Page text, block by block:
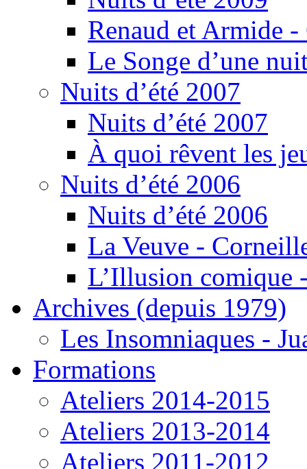
Renaud et Armide -
Le Songe d’une
Nuits d’été 2007
Nuits d’été 2007
À quoi rêvent les
Nuits d’été 2006
Nuits d’été 2006
La Veuve -
L’Illusion comique
Archives (depuis 1979)
Les Insomniaques -
Formations
Ateliers 2014-2015
Ateliers 2013-2014
Ateliers 2011-2012